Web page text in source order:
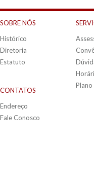
SOBRE NÓS
Histórico
Diretoria
Estatuto
CONTATOS
Endereço
Fale Conosco
Plano